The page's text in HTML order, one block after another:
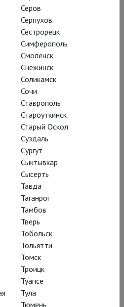
от
просто
сочинения
и
не назовёшь:
Серов
Серпухов
Сестрорецк
Симферополь
Смоленск
Снежинск
Соликамск
Сочи
Ставрополь
Староуткинск
Старый Оскол
Суздаль
Сургут
Сыктывкар
Сысерть
Тавда
Таганрог
Тамбов
Тверь
Тобольск
Тольятти
Томск
Троицк
Туапсе
Тула
Тюмень